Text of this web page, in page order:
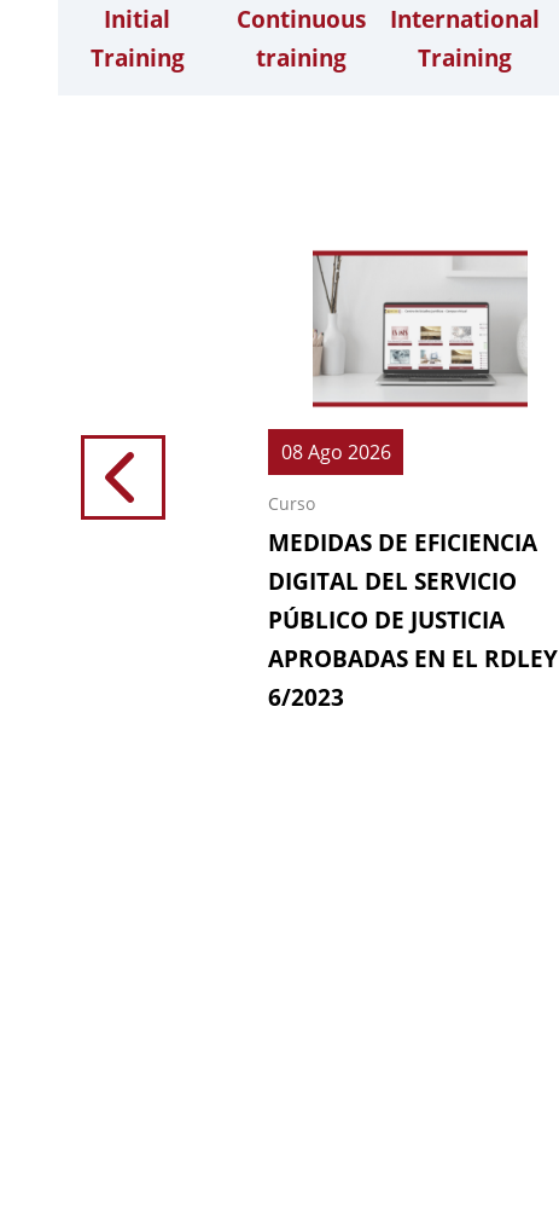
Initial
Training
Continuous
training
International
Training
08 Ago 2026
Curso
MEDIDAS DE EFICIENCIA
DIGITAL DEL SERVICIO
PÚBLICO DE JUSTICIA
APROBADAS EN EL RDLEY
6/2023